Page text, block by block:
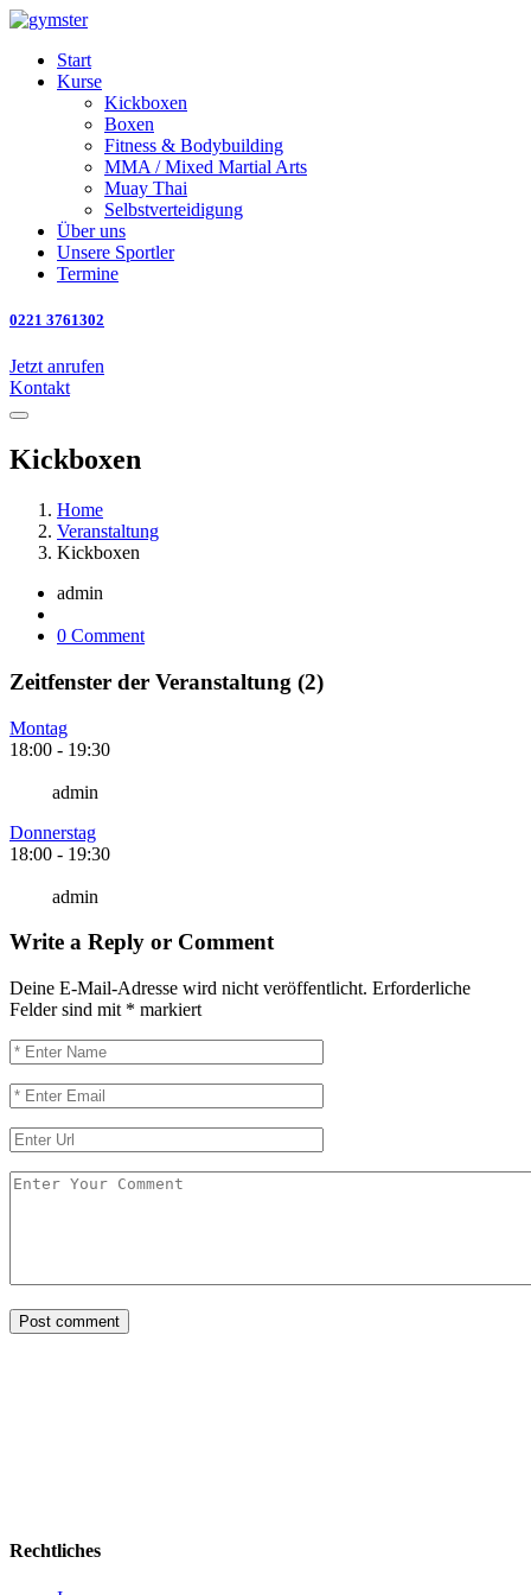
Start
Kurse
Kickboxen
Boxen
Fitness & Bodybuilding
MMA / Mixed Martial Arts
Muay Thai
Selbstverteidigung
Über uns
Unsere Sportler
Termine
0221 3761302
Jetzt anrufen
Kontakt
Kickboxen
Home
Veranstaltung
Kickboxen
admin
0 Comment
Zeitfenster der Veranstaltung (2)
Montag
18:00 - 19:30
admin
Donnerstag
18:00 - 19:30
admin
Write a Reply or Comment
Deine E-Mail-Adresse wird nicht veröffentlicht. Erforderliche
Felder sind mit * markiert
Rechtliches